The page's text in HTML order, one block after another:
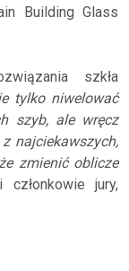
Building Glass
szkła
tylko niwelować
szyb, ale wręcz
najciekawszych,
zmienić oblicze
jury,